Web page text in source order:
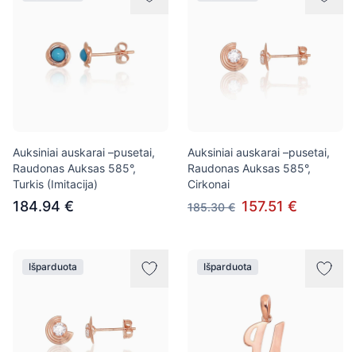
Auksiniai auskarai –pusetai,
Raudonas Auksas 585°,
Turkis (Imitacija)
184.94 €
Auksiniai auskarai –pusetai,
Raudonas Auksas 585°,
Cirkonai
185.30 € 157.51 €
Išparduota Išparduota